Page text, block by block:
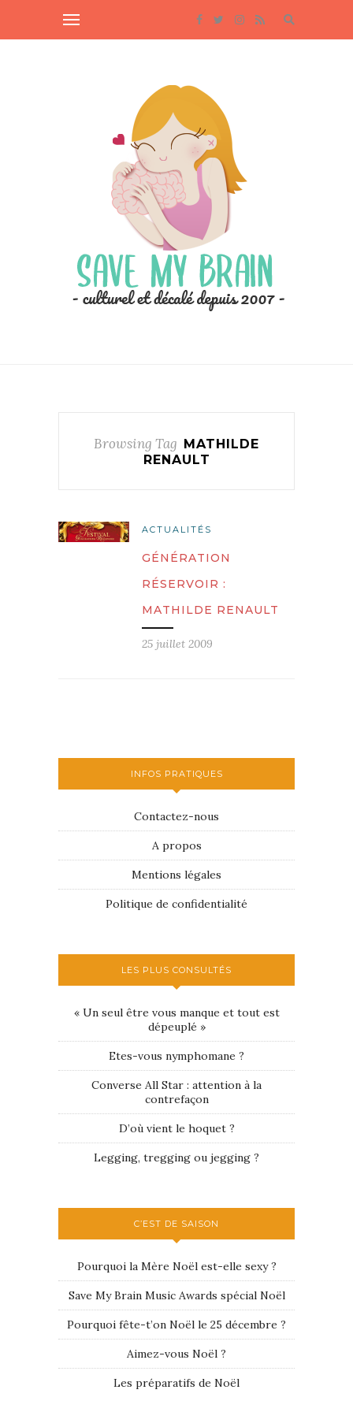
Browsing Tag MATHILDE
RENAULT
ACTUALITÉS
GÉNÉRATION
RÉSERVOIR :
MATHILDE RENAULT
25 juillet 2009
INFOS PRATIQUES
Contactez-nous
A propos
Mentions légales
Politique de confidentialité
LES PLUS CONSULTÉS
« Un seul être vous manque et tout est
dépeuplé »
Etes-vous nymphomane ?
Converse All Star : attention à la
contrefaçon
D’où vient le hoquet ?
Legging, tregging ou jegging ?
C’EST DE SAISON
Pourquoi la Mère Noël est-elle sexy ?
Save My Brain Music Awards spécial Noël
Pourquoi fête-t’on Noël le 25 décembre ?
Aimez-vous Noël ?
Les préparatifs de Noël